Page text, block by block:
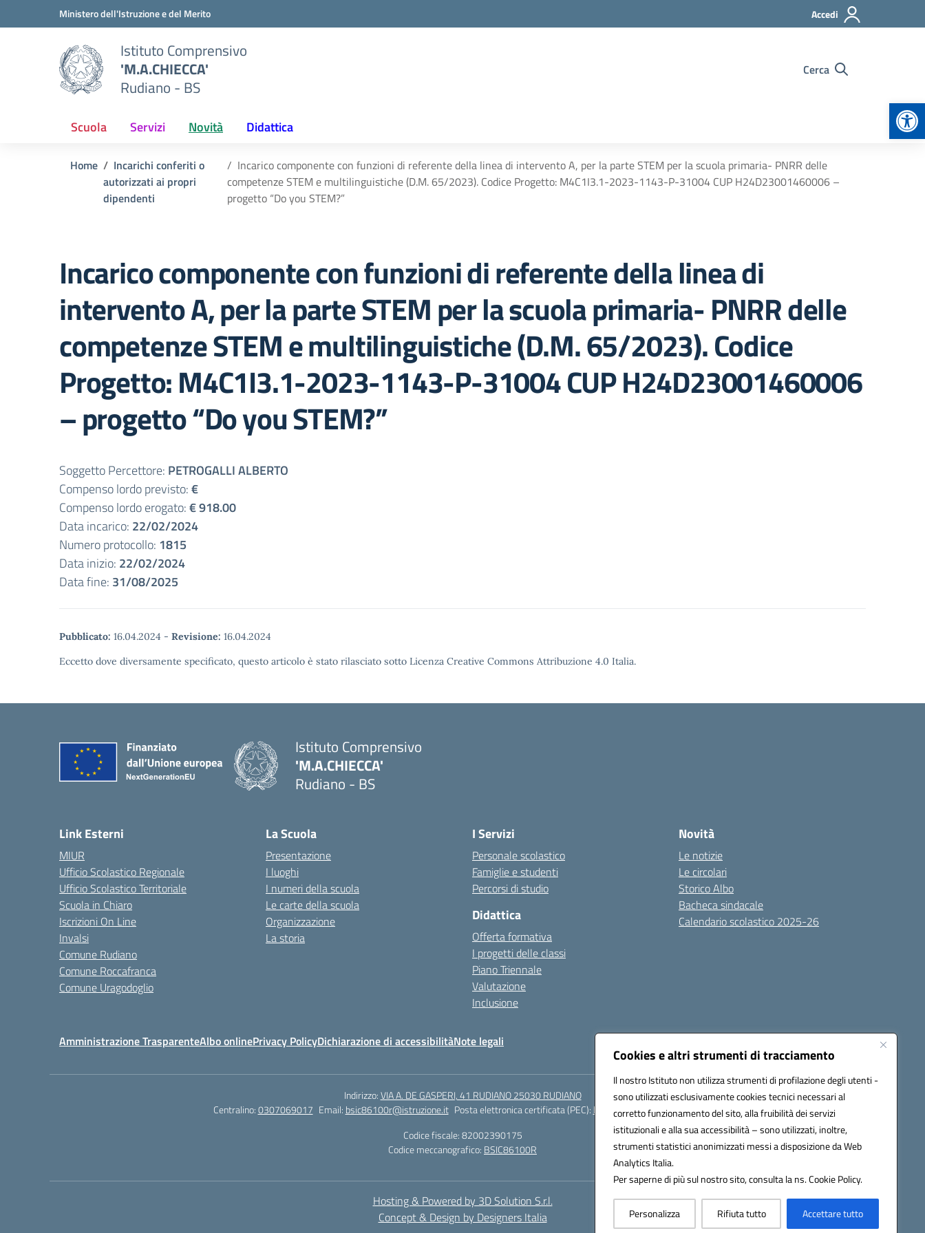
Cookies e altri strumenti di tracciamento
Il nostro Istituto non utilizza strumenti di profilazione degli utenti -
sono utilizzati esclusivamente cookies tecnici necessari al
corretto funzionamento del sito, alla fruibilità dei servizi
istituzionali e alla sua accessibilità – sono utilizzati, inoltre,
strumenti statistici anonimizzati messi a disposizione da Web
Analytics Italia.
Per saperne di più sul nostro sito, consulta la ns. Cookie Policy.
Personalizza Rifiuta tutto Accettare tutto
Vai ai contenuti
Vai al menu di navigazioneMinistero dell'Istruzione e del Merito Accedi
Istituto Comprensivo
'M.A.CHIECCA'
Rudiano - BS
Cerca
Scuola Servizi Novità Didattica
Home
Incarichi conferiti o
autorizzati ai propri
dipendenti
Incarico componente con funzioni di referente della linea di intervento A, per la parte STEM per la scuola primaria- PNRR delle
competenze STEM e multilinguistiche (D.M. 65/2023). Codice Progetto: M4C1I3.1-2023-1143-P-31004 CUP H24D23001460006 –
progetto “Do you STEM?”
Incarico componente con funzioni di referente della linea di
intervento A, per la parte STEM per la scuola primaria- PNRR delle
competenze STEM e multilinguistiche (D.M. 65/2023). Codice
Progetto: M4C1I3.1-2023-1143-P-31004 CUP H24D23001460006
– progetto “Do you STEM?”
Soggetto Percettore: PETROGALLI ALBERTO
Compenso lordo previsto:€
Compenso lordo erogato:€ 918.00
Data incarico: 22/02/2024
Numero protocollo: 1815
Data inizio: 22/02/2024
Data fine: 31/08/2025
Pubblicato: 16.04.2024 - Revisione: 16.04.2024
Eccetto dove diversamente specificato, questo articolo è stato rilasciato sotto Licenza Creative Commons Attribuzione 4.0 Italia.
Istituto Comprensivo
'M.A.CHIECCA'
Rudiano - BS
Link Esterni
MIUR
Ufficio Scolastico Regionale
Ufficio Scolastico Territoriale
Scuola in Chiaro
Iscrizioni On Line
Invalsi
Comune Rudiano
Comune Roccafranca
Comune Uragodoglio
La Scuola
Presentazione
I luoghi
I numeri della scuola
Le carte della scuola
Organizzazione
La storia
I Servizi
Personale scolastico
Famiglie e studenti
Percorsi di studio
Didattica
Offerta formativa
I progetti delle classi
Piano Triennale
Valutazione
Inclusione
Novità
Le notizie
Le circolari
Storico Albo
Bacheca sindacale
Calendario scolastico 2025-26
Amministrazione TrasparenteAlbo onlinePrivacy PolicyDichiarazione di accessibilitàNote legali
Indirizzo:VIA A. DE GASPERI, 41 RUDIANO 25030 RUDIANO
Centralino:0307069017 Email: bsic86100r@istruzione.it Posta elettronica certificata (PEC): bsic86100r@pec.istruzione.it
Codice fiscale: 82002390175
Codice meccanografico: BSIC86100R
Hosting & Powered by 3D Solution S.r.l.
Concept & Design by Designers Italia